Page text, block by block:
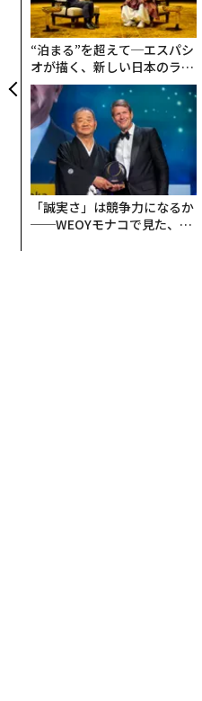
“泊まる”を超えて─エスパシ
オが描く、新しい日本のラグ
ジュアリー（中編）
「誠実さ」は競争力になるか
──WEOYモナコで見た、く